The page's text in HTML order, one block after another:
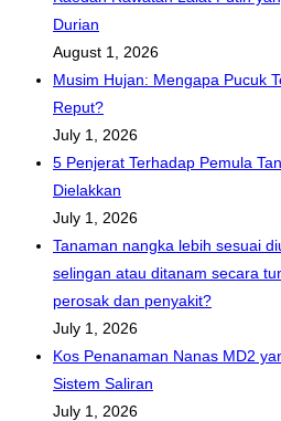
Durian
August 1, 2026
Musim Hujan: Mengapa Pucuk
Reput?
July 1, 2026
5 Penjerat Terhadap Pemula
Dielakkan
July 1, 2026
Tanaman nangka lebih sesuai
selingan atau ditanam secara
perosak dan penyakit?
July 1, 2026
Kos Penanaman Nanas MD2
Sistem Saliran
July 1, 2026